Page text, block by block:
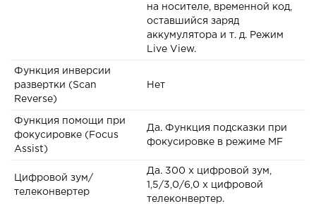
на носителе, временной код,
оставшийся заряд
аккумулятора и т. д. Режим
Live View.
Функция инверсии
развертки (Scan
Reverse)
Нет
Функция помощи при
фокусировке (Focus
Assist)
Да. Функция подсказки при
фокусировке в режиме MF
Цифровой зум/
телеконвертер
Да. 300 x цифровой зум,
1,5/3,0/6,0 x цифровой
телеконвертер.